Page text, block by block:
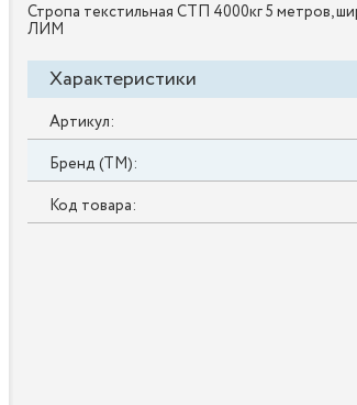
Стропа текстильная СТП 4000кг 5 метров,
ЛИМ
Характеристики
Артикул:
Бренд (ТМ):
Код товара: